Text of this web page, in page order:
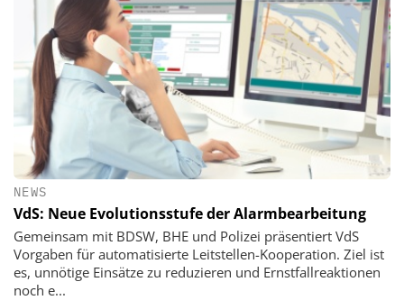
NEWS
VdS: Neue Evolutionsstufe der Alarmbearbeitung
Gemeinsam mit BDSW, BHE und Polizei präsentiert VdS
Vorgaben für automatisierte Leitstellen-Kooperation. Ziel ist
es, unnötige Einsätze zu reduzieren und Ernstfallreaktionen
noch e...